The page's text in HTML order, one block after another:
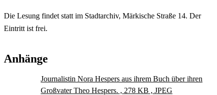
Die Lesung findet statt im Stadtarchiv, Märkische Straße 14. Der
Eintritt ist frei.
Anhänge
Journalistin Nora Hespers aus ihrem Buch über ihren
Großvater Theo Hespers. , 278 KB , JPEG